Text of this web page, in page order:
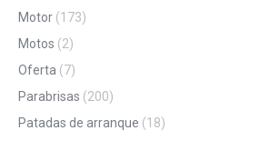
Motor (173)
Motos (2)
Oferta (7)
Parabrisas (200)
Patadas de arranque (18)